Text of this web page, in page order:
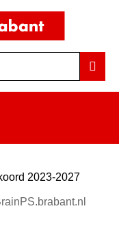
2023-2027